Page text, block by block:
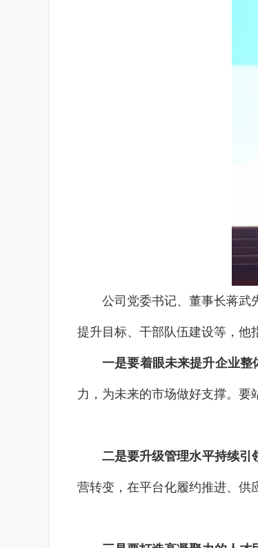
公司党委书记、董事长蒋武
提升目标、干部队伍建设等，他
一是要着眼未来提升企业整
力，为未来的市场做好支撑。要
二是要升级管理水平持续引
营转变，在平台化履约推进、供